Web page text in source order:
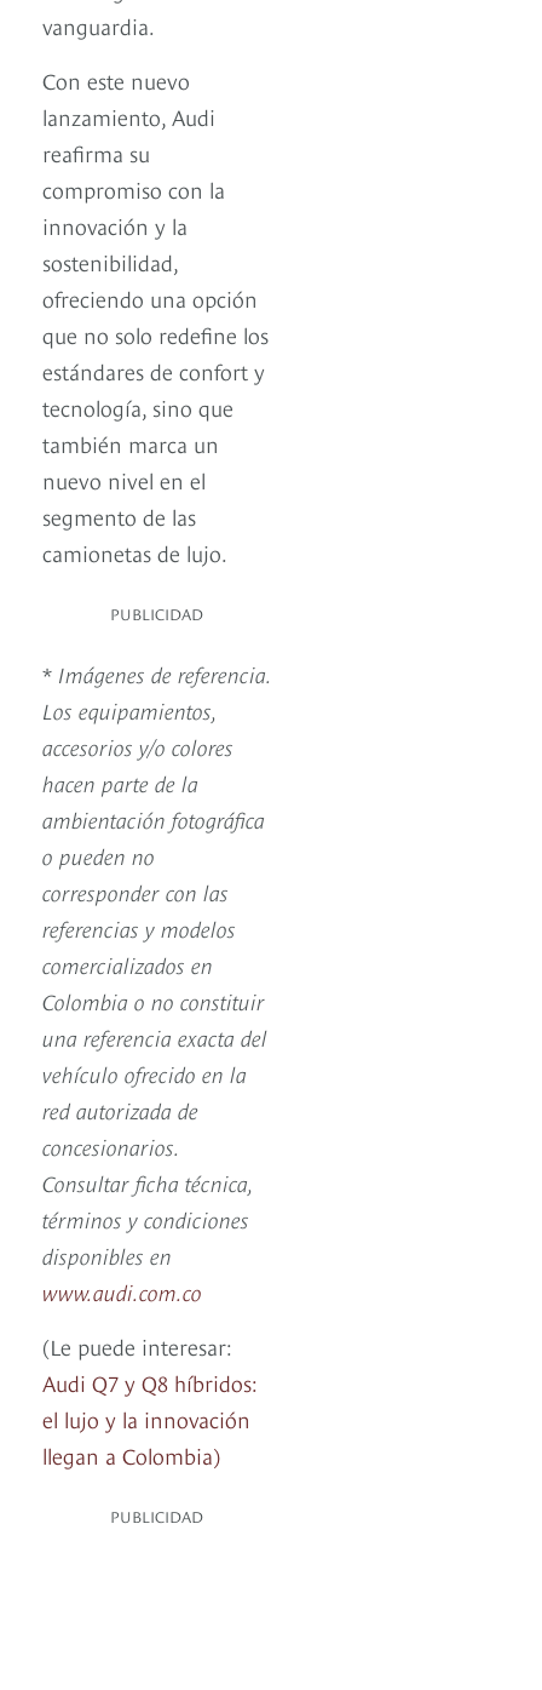
vanguardia.
Con este nuevo
lanzamiento, Audi
reafirma su
compromiso con la
innovación y la
sostenibilidad,
ofreciendo una opción
que no solo redefine los
estándares de confort y
tecnología, sino que
también marca un
nuevo nivel en el
segmento de las
camionetas de lujo.
PUBLICIDAD
* Imágenes de referencia.
Los equipamientos,
accesorios y/o colores
hacen parte de la
ambientación fotográfica
o pueden no
corresponder con las
referencias y modelos
comercializados en
Colombia o no constituir
una referencia exacta del
vehículo ofrecido en la
red autorizada de
concesionarios.
Consultar ficha técnica,
términos y condiciones
disponibles en
www.audi.com.co
(Le puede interesar:
Audi Q7 y Q8 híbridos:
el lujo y la innovación
llegan a Colombia)
PUBLICIDAD